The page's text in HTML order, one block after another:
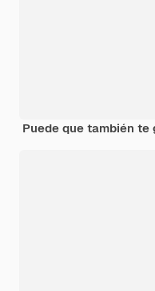
Puede que también te